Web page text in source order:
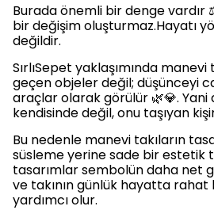
Burada önemli bir denge vardır
bir değişim oluşturmaz.Hayatı
değildir.
SırlıSepet yaklaşımında
geçen objeler değil; düşünceyi
araçlar olarak görülür 🌿💎. Yani
kendisinde değil, onu taşıyan
Bu nedenle manevi takıların
süsleme yerine sade bir estetik
tasarımlar sembolün daha net
ve takının günlük hayatta rahat
yardımcı olur.